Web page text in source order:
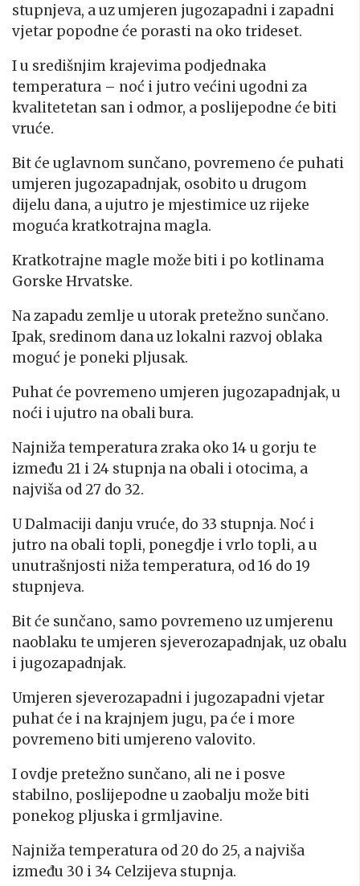
stupnjeva, a uz umjeren jugozapadni i zapadni
vjetar popodne će porasti na oko trideset.
I u središnjim krajevima podjednaka
temperatura – noć i jutro većini ugodni za
kvalitetetan san i odmor, a poslijepodne će biti
vruće.
Bit će uglavnom sunčano, povremeno će puhati
umjeren jugozapadnjak, osobito u drugom
dijelu dana, a ujutro je mjestimice uz rijeke
moguća kratkotrajna magla.
Kratkotrajne magle može biti i po kotlinama
Gorske Hrvatske.
Na zapadu zemlje u utorak pretežno sunčano.
Ipak, sredinom dana uz lokalni razvoj oblaka
moguć je poneki pljusak.
Puhat će povremeno umjeren jugozapadnjak, u
noći i ujutro na obali bura.
Najniža temperatura zraka oko 14 u gorju te
između 21 i 24 stupnja na obali i otocima, a
najviša od 27 do 32.
U Dalmaciji danju vruće, do 33 stupnja. Noć i
jutro na obali topli, ponegdje i vrlo topli, a u
unutrašnjosti niža temperatura, od 16 do 19
stupnjeva.
Bit će sunčano, samo povremeno uz umjerenu
naoblaku te umjeren sjeverozapadnjak, uz obalu
i jugozapadnjak.
Umjeren sjeverozapadni i jugozapadni vjetar
puhat će i na krajnjem jugu, pa će i more
povremeno biti umjereno valovito.
I ovdje pretežno sunčano, ali ne i posve
stabilno, poslijepodne u zaobalju može biti
ponekog pljuska i grmljavine.
Najniža temperatura od 20 do 25, a najviša
između 30 i 34 Celzijeva stupnja.